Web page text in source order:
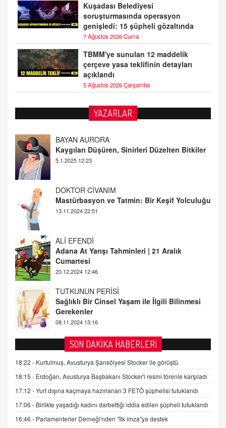
Kuşadası Belediyesi
soruşturmasında operasyon
genişledi: 15 şüpheli gözaltında
7 Ağustos 2026 Cuma
TBMM'ye sunulan 12 maddelik
çerçeve yasa teklifinin detayları
açıklandı
5 Ağustos 2026 Çarşamba
YAZARLAR
DOKTOR CİVANIM
Mastürbasyon ve Tatmin: Bir Keşif Yolculuğu
13.11.2024 22:51
ALİ EFENDİ
Adana At Yarışı Tahminleri | 21 Aralık
Cumartesi
TUTKUNUN PERİSİ
Sağlıklı Bir Cinsel Yaşam ile İlgili Bilinmesi
Gerekenler
08.11.2024 13:16
FARUK ÖNALAN
Tezkere Onaylanmasaydı…
2 Kasım 2021 Salı 00:11
AV. DOĞAN CAN DOĞAN
Kişisel verilerin korunması ve dijital hukukun
gelişimi
SEHER EREK
Kış Ayları Geldi, Hangi Önlemler Alınmalı?
9.12.2025 10:11
SON DAKİKA HABERLERİ
18:22 - Kurtulmuş, Avusturya Şansölyesi Stocker ile görüştü
18:15 - Erdoğan, Avusturya Başbakanı Stocker'i resmi törenle karşıladı
17:12 -Yurt dışına kaçmaya hazırlanan 3 FETÖ şüphelisi tutuklandı
17:06 - Birlikte yaşadığı kadını darbettiği iddia edilen şüpheli tutuklandı
16:46 - Parlamenterler Derneği'nden "İlk imza"ya destek